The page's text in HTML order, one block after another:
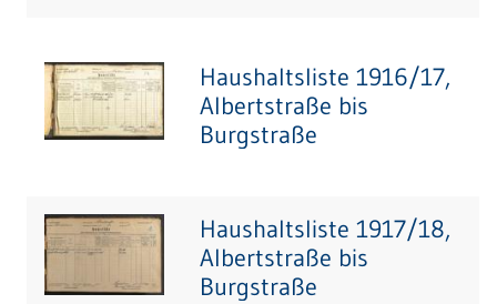
Haushaltsliste 1916/17,
Albertstraße bis
Burgstraße
Haushaltsliste 1917/18,
Albertstraße bis
Burgstraße